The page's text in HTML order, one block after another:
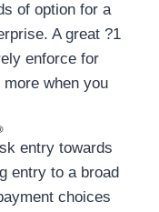
of option for a
A great ?1
enforce for
when you
entry towards
entry to a broad
choices